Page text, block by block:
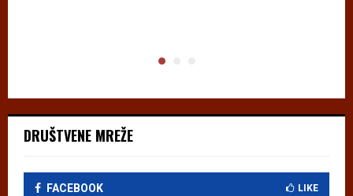
DRUŠTVENE MREŽE
FACEBOOK LIKE